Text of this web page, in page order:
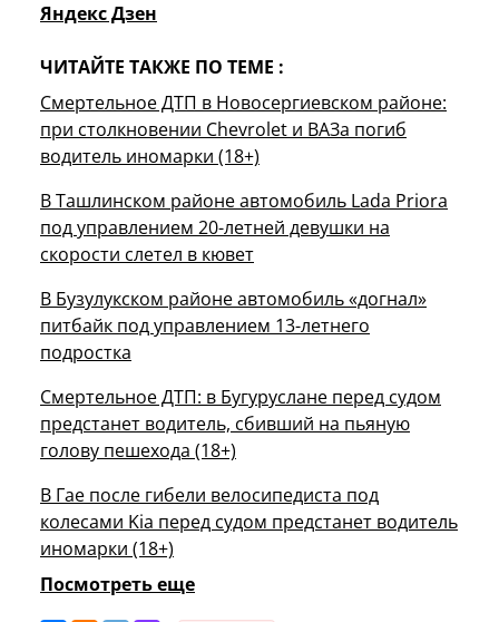
Яндекс Дзен
ЧИТАЙТЕ ТАКЖЕ ПО ТЕМЕ :
Смертельное ДТП в Новосергиевском районе:
при столкновении Chevrolet и ВАЗа погиб
водитель иномарки (18+)
В Ташлинском районе автомобиль Lada Priora
под управлением 20-летней девушки на
скорости слетел в кювет
В Бузулукском районе автомобиль «догнал»
питбайк под управлением 13-летнего
подростка
Смертельное ДТП: в Бугуруслане перед судом
предстанет водитель, сбивший на пьяную
голову пешехода (18+)
В Гае после гибели велосипедиста под
колесами Kia перед судом предстанет водитель
иномарки (18+)
Посмотреть еще